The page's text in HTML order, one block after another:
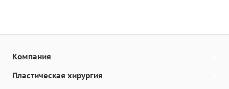
Компания
Пластическая хирургия